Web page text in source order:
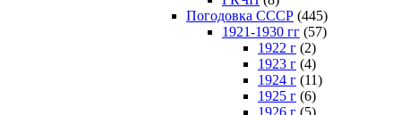
Погодовка СССР (445)
1921-1930 гг (57)
1922 г (2)
1923 г (4)
1924 г (11)
1925 г (6)
1926 г (5)